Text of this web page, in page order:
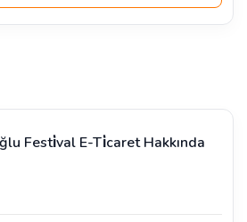
Festi̇val E-Ti̇caret Hakkında